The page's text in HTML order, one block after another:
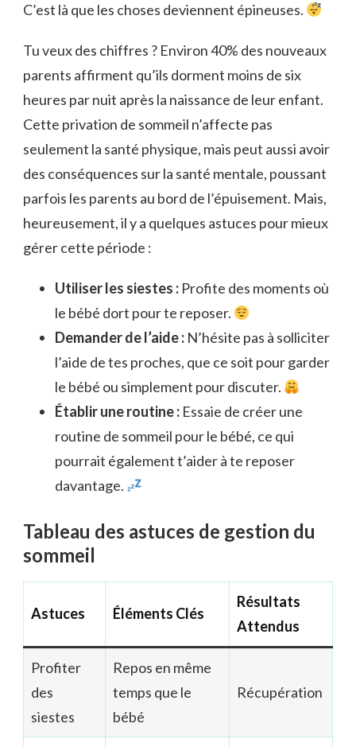
C’est là que les choses deviennent épineuses.
Tu veux des chiffres ? Environ 40% des nouveaux
parents affirment qu’ils dorment moins de six
heures par nuit après la naissance de leur enfant.
Cette privation de sommeil n’affecte pas
seulement la santé physique, mais peut aussi avoir
des conséquences sur la santé mentale, poussant
parfois les parents au bord de l’épuisement. Mais,
heureusement, il y a quelques astuces pour mieux
gérer cette période :
Utiliser les siestes : Profite des moments où
le bébé dort pour te reposer.
Demander de l’aide : N’hésite pas à solliciter
l’aide de tes proches, que ce soit pour garder
le bébé ou simplement pour discuter.
Établir une routine : Essaie de créer une
routine de sommeil pour le bébé, ce qui
pourrait également t’aider à te reposer
davantage.
Tableau des astuces de gestion du
sommeil
Astuces Éléments Clés
Résultats
Attendus
Profiter
des
siestes
Repos en même
temps que le
bébé
Récupération